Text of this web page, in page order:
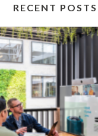
RECENT POSTS